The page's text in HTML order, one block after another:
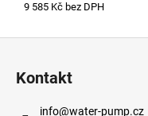
9 585 Kč bez DPH
Kontakt
info@water-pump.cz